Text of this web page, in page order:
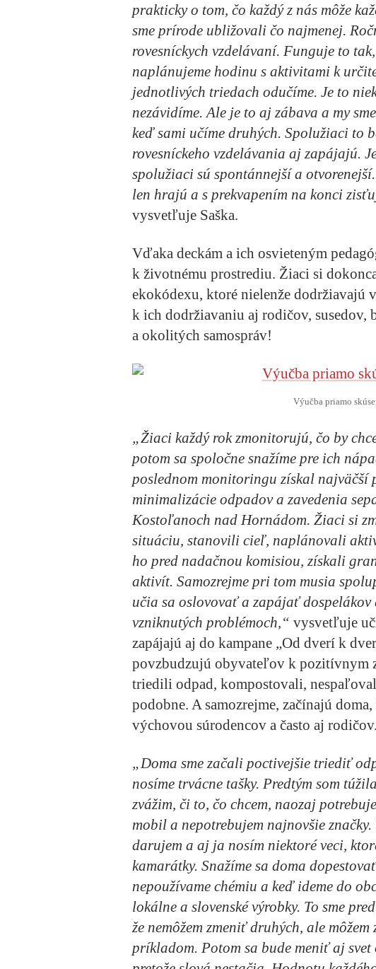
prakticky o tom, čo každý z nás môže
sme prírode ubližovali čo najmenej.
rovesníckych vzdelávaní. Funguje to
naplánujeme hodinu s aktivitami k
jednotlivých triedach odučíme. Je to
nezávidíme. Ale je to aj zábava a my
keď sami učíme druhých. Spolužiaci to
rovesníckeho vzdelávania aj zapájajú.
spolužiaci sú spontánnejší a
len hrajú a s prekvapením na konci
vysvetľuje Saška.
Vďaka deckám a ich osvieteným
k životnému prostrediu. Žiaci si
ekokódexu, ktoré nielenže dodržiavajú
k ich dodržiavaniu aj rodičov, susedov,
a okolitých samospráv!
Výučba priamo
„Žiaci každý rok zmonitorujú, čo by
potom sa spoločne snažíme pre ich
poslednom monitoringu získal najväčší
minimalizácie odpadov a zavedenia
Kostoľanoch nad Hornádom. Žiaci si
situáciu, stanovili cieľ, naplánovali
ho pred nadačnou komisiou, získali
aktivít. Samozrejme pri tom musia
učia sa oslovovať a zapájať
vzniknutých problémoch,“ vysvetľuje
zapájajú aj do kampane „Od dverí k
povzbudzujú obyvateľov k pozitívnym
triedili odpad, kompostovali,
podobne. A samozrejme, začínajú
výchovou súrodencov a často aj rodičov.
„Doma sme začali poctivejšie triediť
nosíme trvácne tašky. Predtým som
zvážim, či to, čo chcem, naozaj
mobil a nepotrebujem najnovšie
darujem a aj ja nosím niektoré veci,
kamarátky. Snažíme sa doma
nepoužívame chémiu a keď ideme do
lokálne a slovenské výrobky. To sme
že nemôžem zmeniť druhých, ale
príkladom. Potom sa bude meniť aj svet